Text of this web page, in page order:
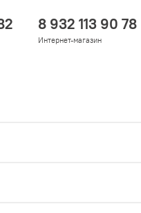
8 932 113 90 78
Интернет-магазин